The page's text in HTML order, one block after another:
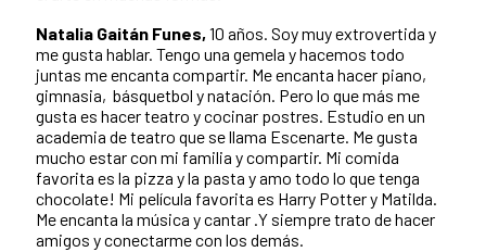
Natalia Gaitán Funes, 10 años. Soy muy extrovertida y
me gusta hablar. Tengo una gemela y hacemos todo
juntas me encanta compartir. Me encanta hacer piano,
gimnasia, básquetbol y natación. Pero lo que más me
gusta es hacer teatro y cocinar postres. Estudio en un
academia de teatro que se llama Escenarte. Me gusta
mucho estar con mi familia y compartir. Mi comida
favorita es la pizza y la pasta y amo todo lo que tenga
chocolate! Mi película favorita es Harry Potter y Matilda.
Me encanta la música y cantar .Y siempre trato de hacer
amigos y conectarme con los demás.